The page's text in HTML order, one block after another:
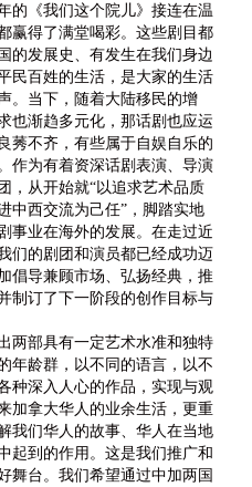
的《我们这个院儿》接连在温
赢得了满堂喝彩。这些剧目都
的发展史、有发生在我们身边
民百姓的生活，是大家的生活
。当下，随着大陆移民的增
也渐趋多元化，那话剧也应运
莠不齐，有些属于自娱自乐的
作为有着资深话剧表演、导演
，从开始就“以追求艺术品质
中西交流为己任”，脚踏实地
事业在海外的发展。在走过近
们的剧团和演员都已经成功迈
倡导兼顾市场、弘扬经典，推
制订了下一阶段的创作目标与
两部具有一定艺术水准和独特
年龄群，以不同的语言，以不
种深入人心的作品，实现与观
加拿大华人的业余生活，更重
我们华人的故事、华人在当地
起到的作用。这是我们推广和
舞台。我们希望通过中加两国